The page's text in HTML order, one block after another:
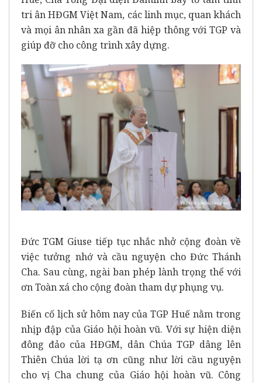
tri ân HĐGM Việt Nam, các linh mục, quan khách
và mọi ân nhân xa gần đã hiệp thông với TGP và
giúp đỡ cho công trình xây dựng.
Đức TGM Giuse tiếp tục nhắc nhở cộng đoàn về
việc tưởng nhớ và cầu nguyện cho Đức Thánh
Cha. Sau cùng, ngài ban phép lành trọng thể với
ơn Toàn xá cho cộng đoàn tham dự phụng vụ.
Biến cố lịch sử hôm nay của TGP Huế nằm trong
nhịp đập của Giáo hội hoàn vũ. Với sự hiện diện
đông đảo của HĐGM, dân Chúa TGP dâng lên
Thiên Chúa lời tạ ơn cũng như lời cầu nguyện
cho vị Cha chung của Giáo hội hoàn vũ. Công